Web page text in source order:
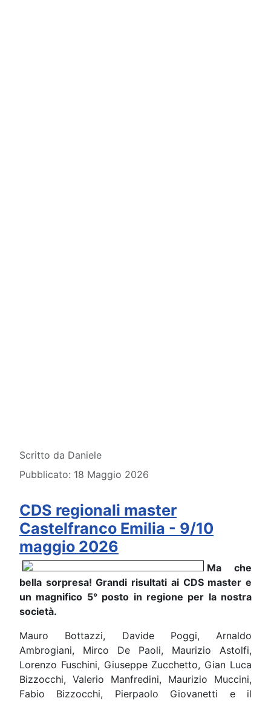
Dettagli
Scritto da Daniele
Pubblicato: 18 Maggio 2026
CDS regionali master
Castelfranco Emilia - 9/10
maggio 2026
Ma che
bella sorpresa! Grandi risultati ai CDS master e
un magnifico 5° posto in regione per la nostra
società.
Mauro Bottazzi, Davide Poggi, Arnaldo
Ambrogiani, Mirco De Paoli, Maurizio Astolfi,
Lorenzo Fuschini, Giuseppe Zucchetto, Gian Luca
Bizzocchi, Valerio Manfredini, Maurizio Muccini,
Fabio Bizzocchi, Pierpaolo Giovanetti e il